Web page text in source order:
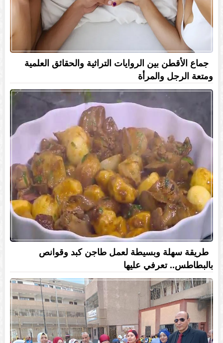
جماع الأقطن بين الروايات التراثية والحقائق العلمية
ومتعة الرجل والمرأة
طريقة سهلة وبسيطة لعمل طاجن كبد وقوانص
بالبطاطس.. تعرفي عليها